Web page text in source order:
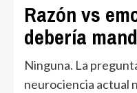
Razón vs
debería
Ninguna. La
neurociencia actual